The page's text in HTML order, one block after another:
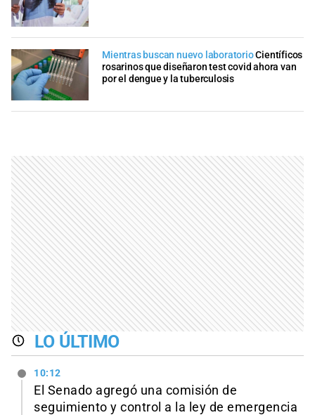
Mientras buscan nuevo laboratorioCientíficos
rosarinos que diseñaron test covid ahora van
por el dengue y la tuberculosis
LO ÚLTIMO
10:12
El Senado agregó una comisión de
seguimiento y control a la ley de emergencia